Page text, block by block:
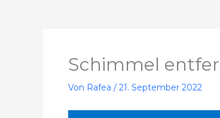
Schimmel
Von Rafea / 21. September 2022